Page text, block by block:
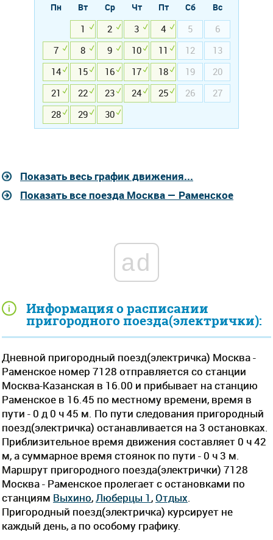
Информация о расписании
пригородного поезда(электрички):
Дневной пригородный поезд(электричка) Москва -
Раменское номер 7128 отправляется со станции
Москва-Казанская в 16.00 и прибывает на станцию
Раменское в 16.45 по местному времени, время в
пути - 0 д 0 ч 45 м. По пути следования пригородный
поезд(электричка) останавливается на 3 остановках.
Приблизительное время движения составляет 0 ч 42
м, а суммарное время стоянок по пути - 0 ч 3 м.
Маршрут пригородного поезда(электрички) 7128
Москва - Раменское пролегает c остановками по
станциям Выхино, Люберцы 1 ,Отдых
Пригородный поезд(электричка) курсирует не
каждый день, а по особому графику.
Пн Вт Ср Чт Пт Сб
Вс
1
2 3 4 5
6
7
8 9 10 11 12
13
14
15 16 17 18 19
20
21
22 23 24 25 26
27
28
29 30
Показать весь график движения...
Показать все поезда Москва — Раменское
ad